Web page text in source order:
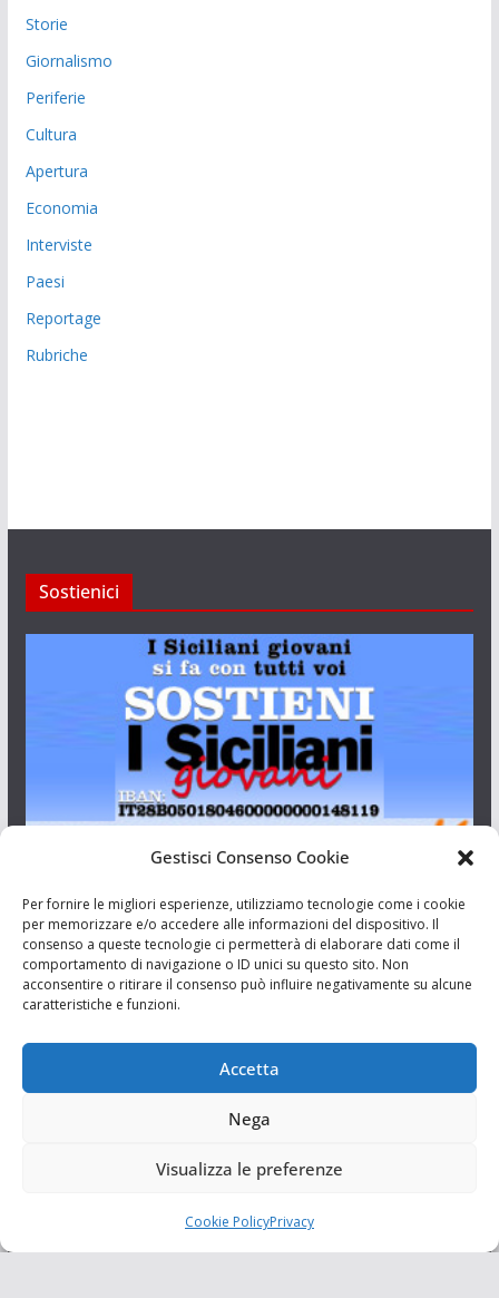
Gestisci Consenso Cookie
Per fornire le migliori esperienze, utilizziamo tecnologie come i cookie
per memorizzare e/o accedere alle informazioni del dispositivo. Il
consenso a queste tecnologie ci permetterà di elaborare dati come il
comportamento di navigazione o ID unici su questo sito. Non
acconsentire o ritirare il consenso può influire negativamente su alcune
caratteristiche e funzioni.
Accetta
Nega
Visualizza le preferenze
Cookie PolicyPrivacy
Storie
Giornalismo
Periferie
Cultura
Apertura
Economia
Interviste
Paesi
Reportage
Rubriche
Sostienici
Aut. del tribunale di Catania n.23/2011 del 20/09/2011 Dir.
Resp. Riccardo Orioles.
Associazione Culturale I Siciliani Giovani
via Randazzo 27 Catania
I Siciliani Giovani. Tutti i diritti riservati.
Tema:ColorMagdi ThemeGrill. Powered byWordPress.